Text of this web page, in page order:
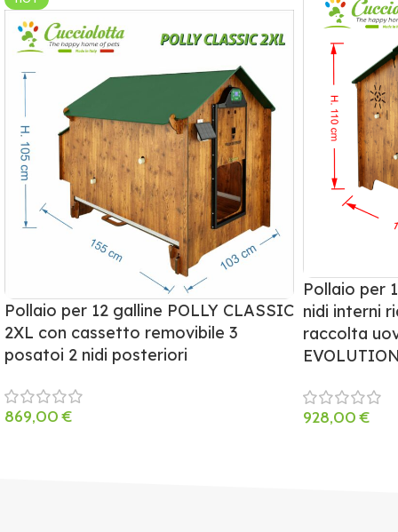
Pollaio per 12 galline POLLY CLASSIC
2XL con cassetto removibile 3
posatoi 2 nidi posteriori
869,00€
Pollaio per
nidi interni
raccolta
928,00€